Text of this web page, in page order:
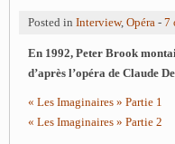
Posted in Interview, Opéra - 7
En 1992, Peter Brook
d’après l’opéra de Claude
« Les Imaginaires » Partie 1
« Les Imaginaires » Partie 2